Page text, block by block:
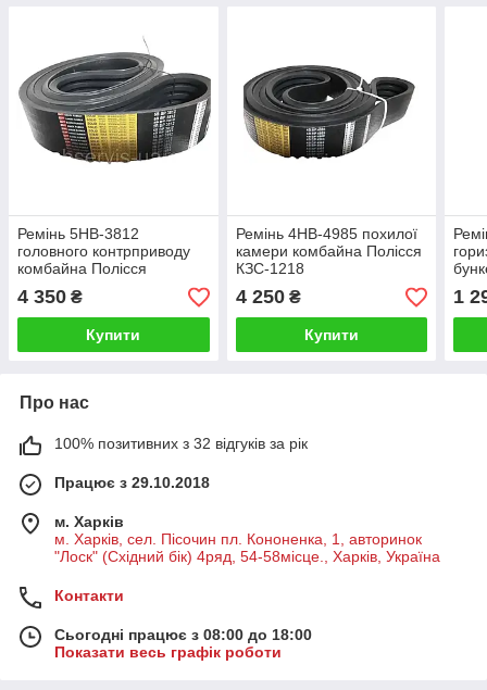
Ремінь 5НВ-3812
головного контрприводу
комбайна Полісся
КЗС-1218
4 350 ₴
Купити
Ремінь 4НВ-4985 похилої
камери комбайна Полісся
КЗС-1218
4 250₴
Купити
1
Про нас
100% позитивних з 32 відгуків за рік
Працює з 29.10.2018
м. Харків
м. Харків, сел. Пісочин пл. Кононенка, 1, авторинок
"Лоск" (Східний бік) 4ряд, 54-58місце., Харків, Україна
Контакти
Сьогодні працює з 08:00 до 18:00
Показати весь графік роботи